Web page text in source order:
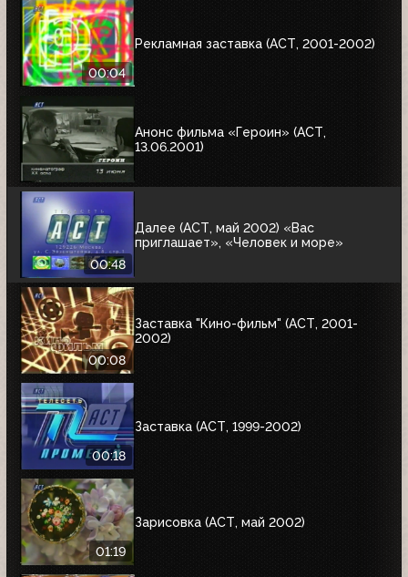
00:04
Рекламная заставка (АСТ, 2001-2002)
Анонс фильма «Героин» (АСТ,
13.06.2001)
00:48
Далее (АСТ, май 2002) «Вас
приглашает», «Человек и море»
00:08
Заставка "Кино-фильм" (АСТ, 2001-
2002)
00:18
Заставка (АСТ, 1999-2002)
01:19
Зарисовка (АСТ, май 2002)